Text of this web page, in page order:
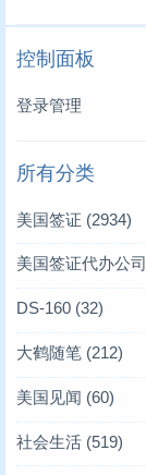
控制面板
登录管理
所有分类
美国签证 (2934)
美国签证代办公司
DS-160 (32)
大鹤随笔 (212)
美国见闻 (60)
社会生活 (519)